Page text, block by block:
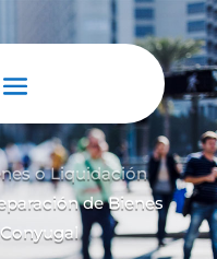
o Liquidación
de Bienes